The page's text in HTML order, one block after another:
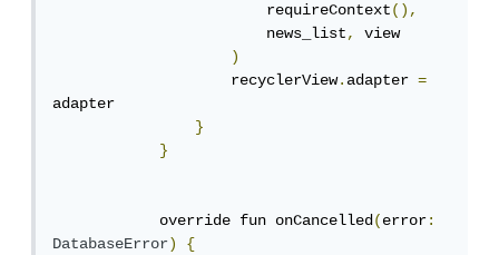
                        requireContext
(),
                        news_list
,
view
)
                    recyclerView
.adapter =
adapter
}
}
            override fun onCancelled
(error:
DatabaseError)
{